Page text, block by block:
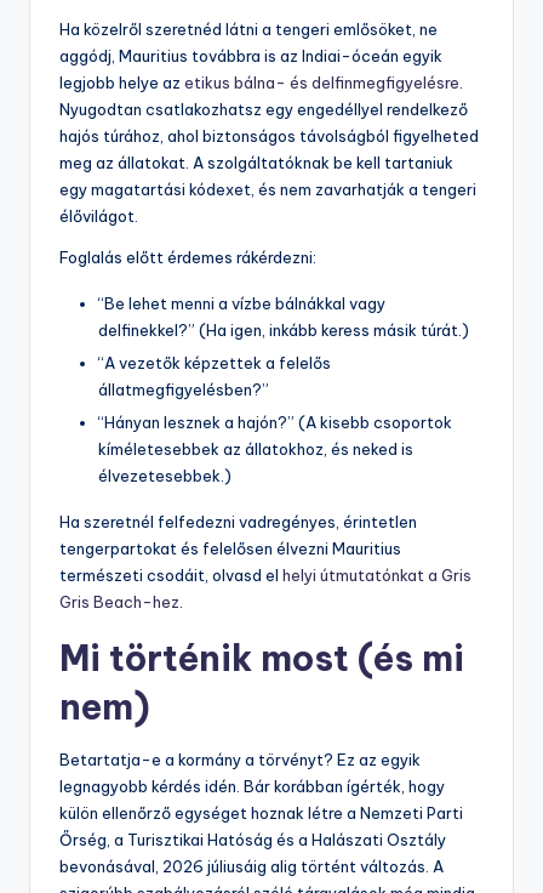
Ha közelről szeretnéd látni a tengeri emlősöket, ne
aggódj, Mauritius továbbra is az Indiai-óceán egyik
legjobb helye az etikus bálna- és delfinmegfigyelésre
Nyugodtan csatlakozhatsz egy engedéllyel rendelkező
hajós túrához, ahol biztonságos távolságból figyelheted
meg az állatokat. A szolgáltatóknak be kell tartaniuk
egy magatartási kódexet, és nem zavarhatják a tengeri
élővilágot.
Foglalás előtt érdemes rákérdezni:
“Be lehet menni a vízbe bálnákkal vagy
delfinekkel?” (Ha igen, inkább keress másik túrát.)
“A vezetők képzettek a felelős
állatmegfigyelésben?”
“Hányan lesznek a hajón?” (A kisebb csoportok
kíméletesebbek az állatokhoz, és neked is
élvezetesebbek.)
Ha szeretnél felfedezni vadregényes, érintetlen
tengerpartokat és felelősen élvezni Mauritius
természeti csodáit, olvasd el helyi útmutatónkat a Gris
Gris Beach-hez
Mi történik most (és mi
nem)
Betartatja-e a kormány a törvényt? Ez az egyik
legnagyobb kérdés idén. Bár korábban ígérték, hogy
külön ellenőrző egységet hoznak létre a Nemzeti Parti
Őrség, a Turisztikai Hatóság és a Halászati Osztály
bevonásával, 2026 júliusáig alig történt változás. A